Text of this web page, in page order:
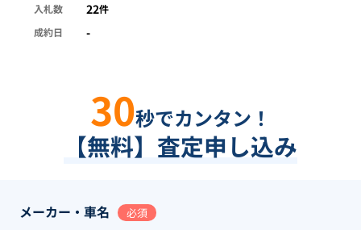
入札数 22件
成約日
-
30秒でカンタン！
【無料】査定申し込み
メーカー・車名 必須